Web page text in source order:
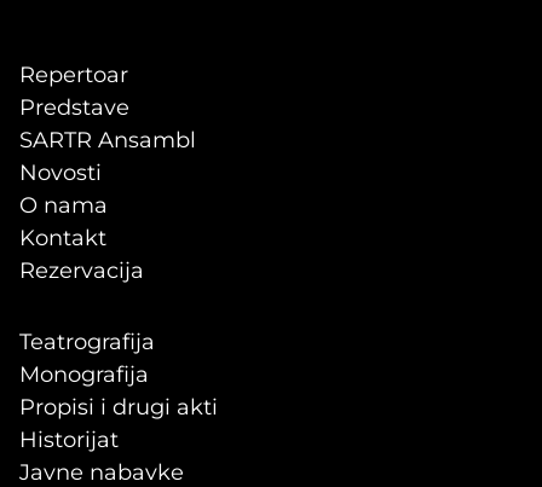
Repertoar
Predstave
SARTR Ansambl
Novosti
O nama
Kontakt
Rezervacija
Teatrografija
Monografija
Propisi i drugi akti
Historijat
Javne nabavke